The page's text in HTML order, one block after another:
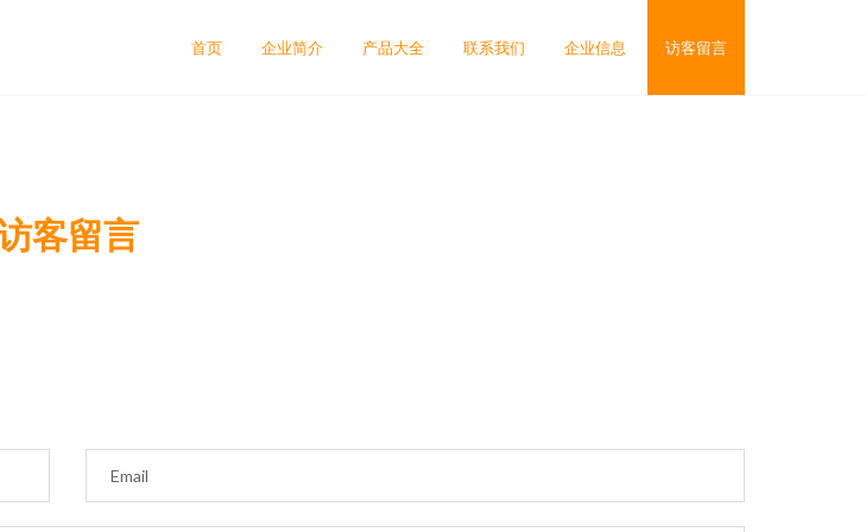
首页 企业简介 产品大全 联系我们 企业信息 访客留言
客留言